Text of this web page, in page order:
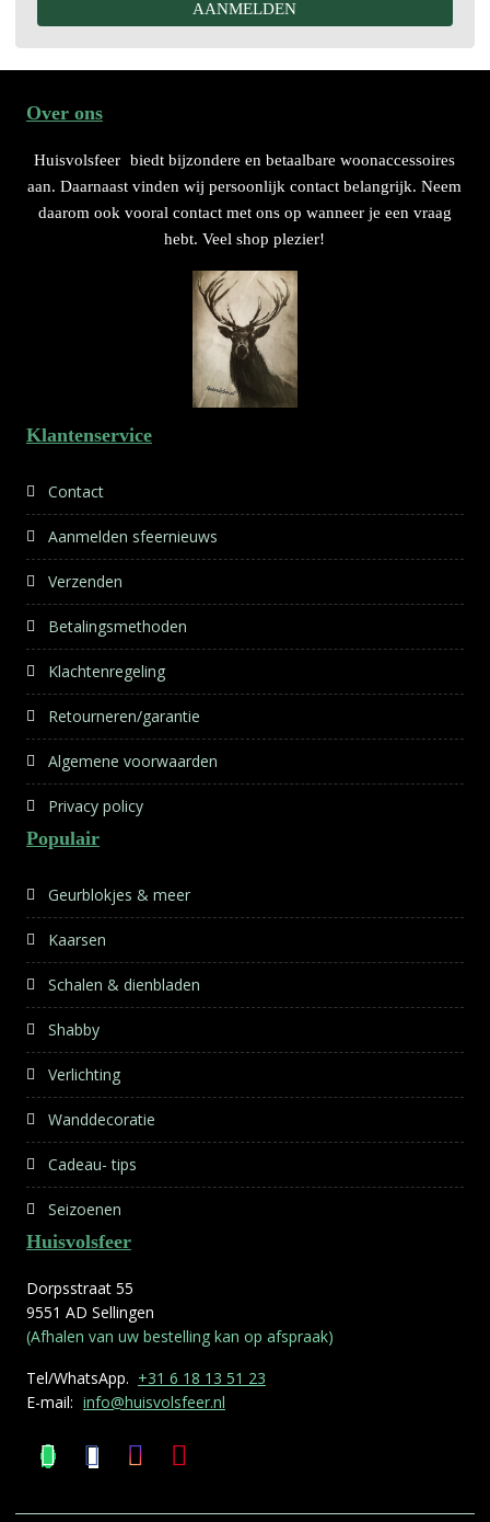
Over ons
Huisvolsfeer biedt bijzondere en betaalbare woonaccessoires
aan. Daarnaast vinden wij persoonlijk contact belangrijk. Neem
daarom ook vooral contact met ons op wanneer je een vraag
hebt. Veel shop plezier!
Klantenservice
Contact
Aanmelden sfeernieuws
Verzenden
Betalingsmethoden
Klachtenregeling
Retourneren/garantie
Algemene voorwaarden
Privacy policy
Populair
Geurblokjes & meer
Kaarsen
Schalen & dienbladen
Shabby
Verlichting
Wanddecoratie
Cadeau- tips
Seizoenen
Huisvolsfeer
Dorpsstraat 55
9551 AD Sellingen
(Afhalen van uw bestelling kan op afspraak)
Tel/WhatsApp. +31 6 18 13 51 23
E-mail: info@huisvolsfeer.nl